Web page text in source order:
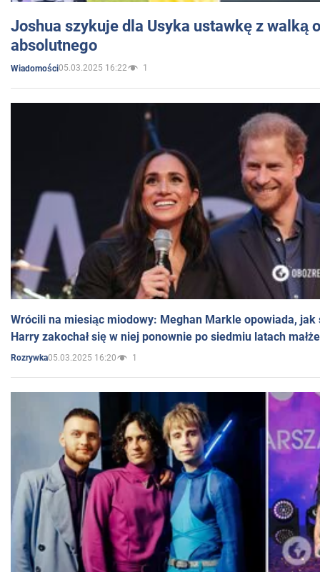
Joshua szykuje dla Usyka ustawkę z walką
absolutnego
Wiadomości05.03.2025 16:22 1
Wrócili na miesiąc miodowy: Meghan Markle opowiada, jak
Harry zakochał się w niej ponownie po siedmiu latach
Rozrywka05.03.2025 16:20 1